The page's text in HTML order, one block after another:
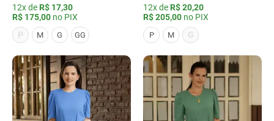
12x de R$ 17,30
R$ 175,00 no PIX
P
M G GG
12x de R$ 20,20
R$ 205,00 no PIX
P M G